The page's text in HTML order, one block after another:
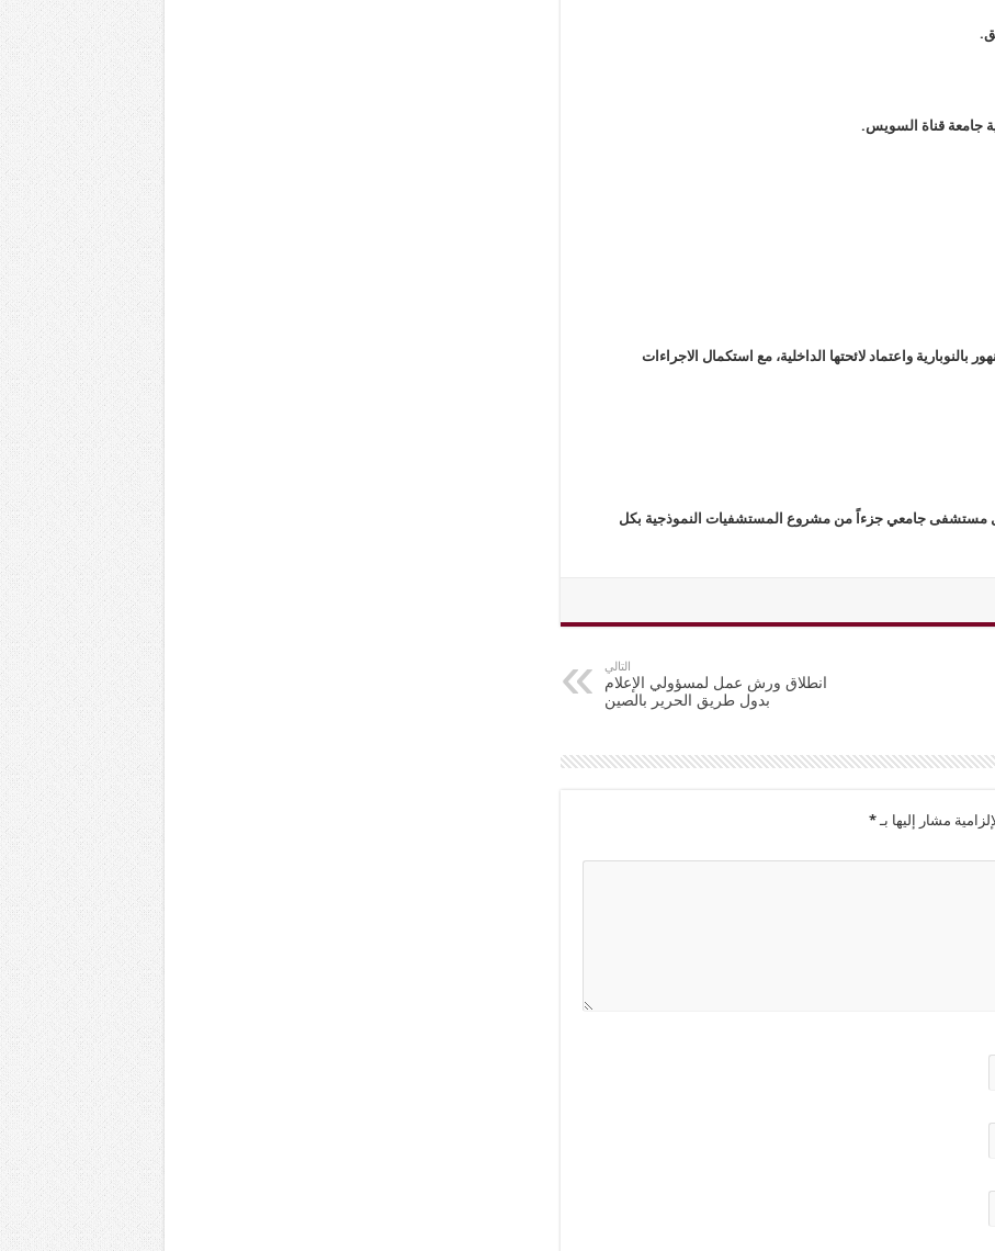
بالنوبارية واعتماد لائحتها الداخلية، مع استكمال الاجراءات
جامعي جزءاً من مشروع المستشفيات النموذجية بكل
التالي
انطلاق ورش عمل لمسؤولي الإعلام
بدول طريق الحرير بالصين
مشار إليها بـ*